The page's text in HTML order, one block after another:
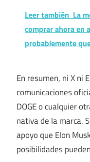
Leer también La
comprar ahora en
probablemente
En resumen, ni X ni
comunicaciones
DOGE o cualquier
nativa de la marca.
apoyo que Elon
posibilidades